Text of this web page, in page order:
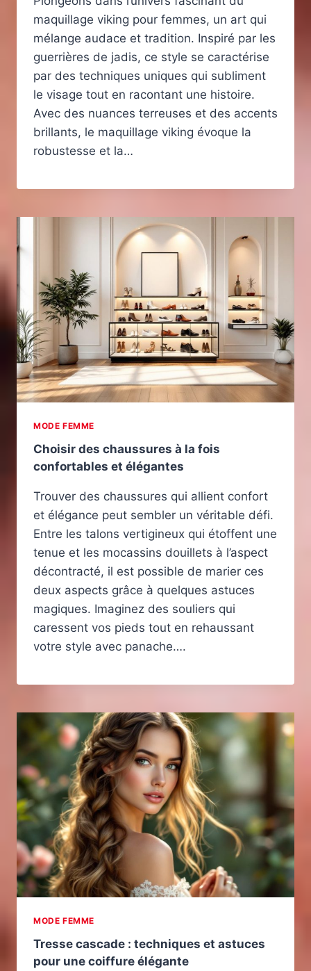
maquillage viking pour femmes, un art qui
mélange audace et tradition. Inspiré par les
guerrières de jadis, ce style se caractérise
par des techniques uniques qui subliment
le visage tout en racontant une histoire.
Avec des nuances terreuses et des accents
brillants, le maquillage viking évoque la
robustesse et la…
MODE FEMME
Choisir des chaussures à la fois
confortables et élégantes
Trouver des chaussures qui allient confort
et élégance peut sembler un véritable défi.
Entre les talons vertigineux qui étoffent une
tenue et les mocassins douillets à l’aspect
décontracté, il est possible de marier ces
deux aspects grâce à quelques astuces
magiques. Imaginez des souliers qui
caressent vos pieds tout en rehaussant
votre style avec panache….
MODE FEMME
Tresse cascade : techniques et astuces
pour une coiffure élégante